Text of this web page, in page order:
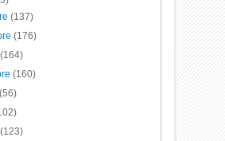
(137)
(176)
(164)
(160)
(56)
(123)